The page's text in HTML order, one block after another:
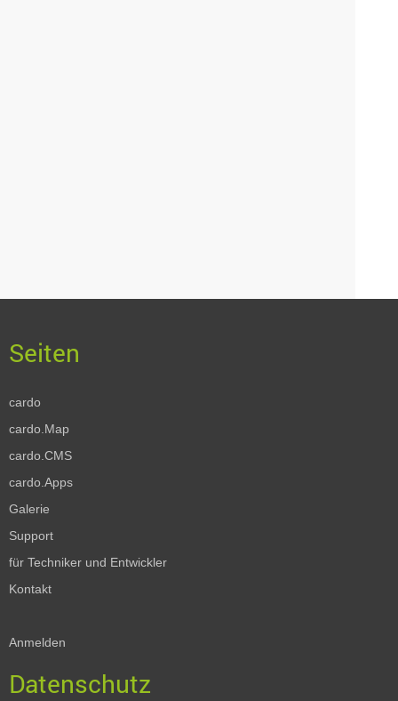
cardo
cardo.Map
cardo.CMS
cardo.Apps
Galerie
Support
für Techniker und Entwickler
Kontakt
Anmelden
Datenschutz